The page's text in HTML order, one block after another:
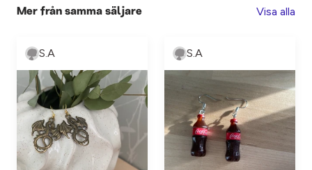
Mer från samma säljare Visa alla
S.A S.A